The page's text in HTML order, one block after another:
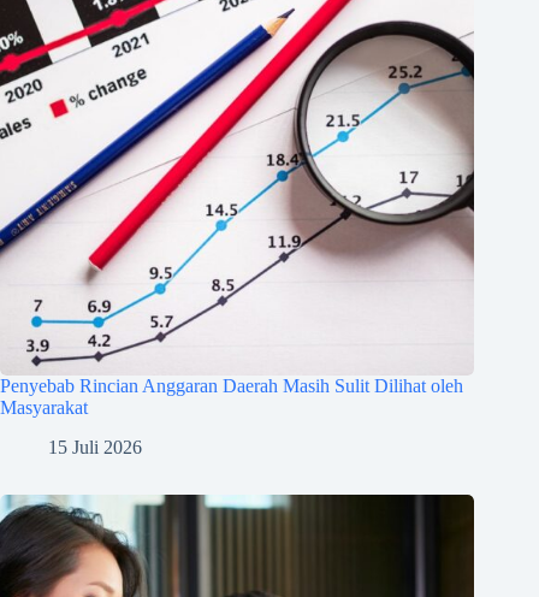
Penyebab Rincian Anggaran Daerah Masih Sulit Dilihat oleh
Masyarakat
15 Juli 2026